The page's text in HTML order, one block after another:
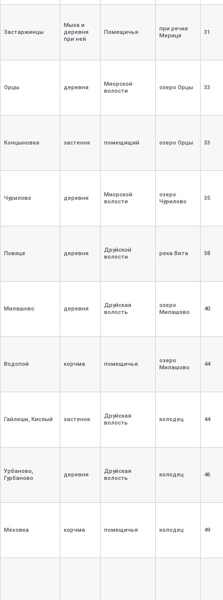
Застаржинцы
Мыза и
деревня
при ней
Помещичья
при речке
Мерице
31
Орцы деревня
Миорской
волости
озеро Орцы 33
Концыновка застенок помещищий озеро Орцы 33
Чурилово деревня
Миорской
волости
озеро
Чурилово
35
Повяце деревня
Друйской
волости
река Вята 38
Милашово деревня
Друйская
волость
озеро
Милашово
40
Водопой корчма помещичья
озеро
Милашово
44
Гайлеши, Кислый застенок
Друйская
волость
колодец 44
Урбаново,
Гурбаново
деревня
Друйская
волость
колодец 46
Меховка корчма помещичья колодец 49